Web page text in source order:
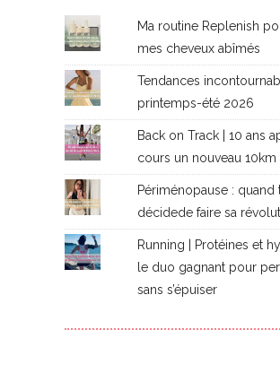
Ma routine Replenish
mes cheveux abîmés
Tendances
printemps-été 2026
Back on Track | 10 ans
cours un nouveau 10km
Périménopause :
décidede faire sa
Running | Protéines et
le duo gagnant pour
sans s’épuiser